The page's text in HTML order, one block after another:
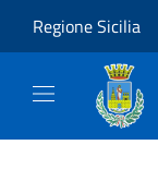
Regione Sicilia